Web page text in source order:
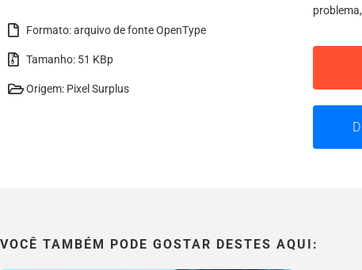
Formato: arquivo de fonte OpenType
Tamanho: 51 KBp
Origem: Pixel Surplus
problema,
VOCÊ TAMBÉM PODE GOSTAR DESTES AQUI: